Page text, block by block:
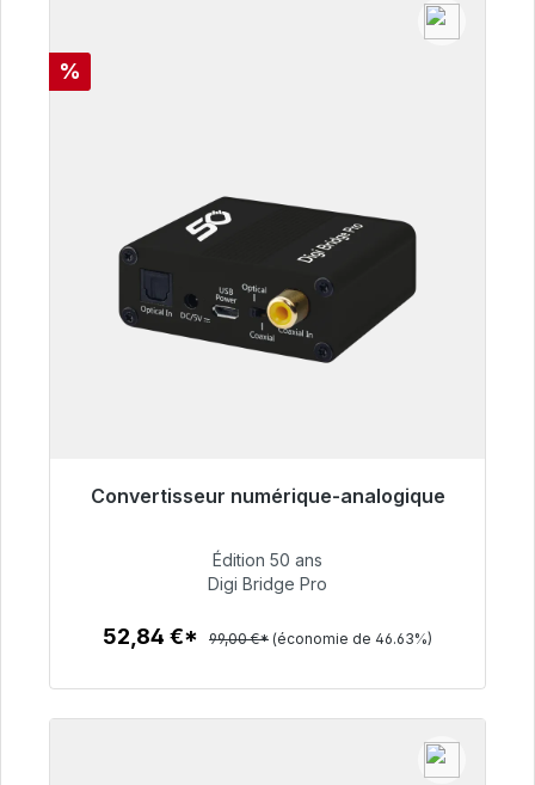
Réduction
%
Convertisseur numérique-analogique
52,84 €
Édition 50 ans
Digi Bridge Pro
52,84 €* 99,00 €* (économie de 46.63%)